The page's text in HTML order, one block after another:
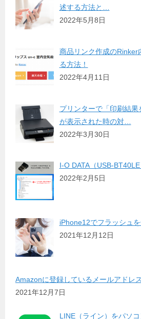
述する方法と…
2022年5月8日
商品リンク作成のRinker
る方法！
2022年4月11日
プリンターで「印刷結果
が表示された時の対…
2022年3月30日
I-O DATA（USB-
2022年2月5日
iPhone12でフラッシュを
2021年12月12日
Amazonに登録しているメールアドレ
2021年12月7日
LINE（ライン）をパソ